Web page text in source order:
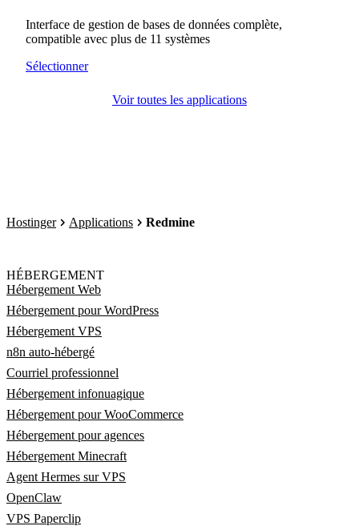
Interface de gestion de bases de données complète,
compatible avec plus de 11 systèmes
Sélectionner
Voir toutes les applications
Hostinger Applications Redmine
HÉBERGEMENT
Hébergement Web
Hébergement pour WordPress
Hébergement VPS
n8n auto-hébergé
Courriel professionnel
Hébergement infonuagique
Hébergement pour WooCommerce
Hébergement pour agences
Hébergement Minecraft
Agent Hermes sur VPS
OpenClaw
VPS Paperclip